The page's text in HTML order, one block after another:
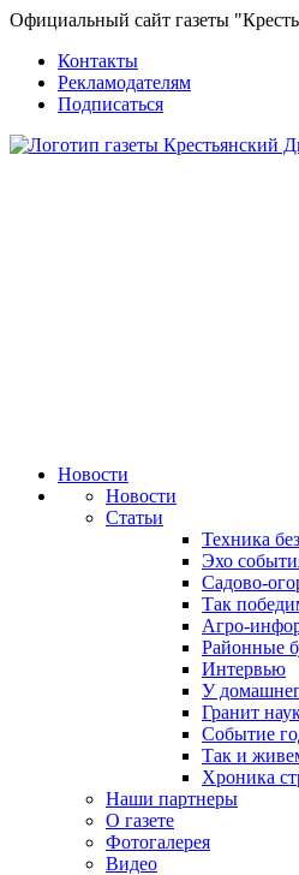
Официальный сайт газеты
Контакты
Рекламодателям
Подписаться
Новости
Новости
Статьи
Техника
Эхо
Садово-
Так
Агро-
Районные
Интервью
У
Гранит
Событие
Так и
Хроника
Наши партнеры
О газете
Фотогалерея
Видео